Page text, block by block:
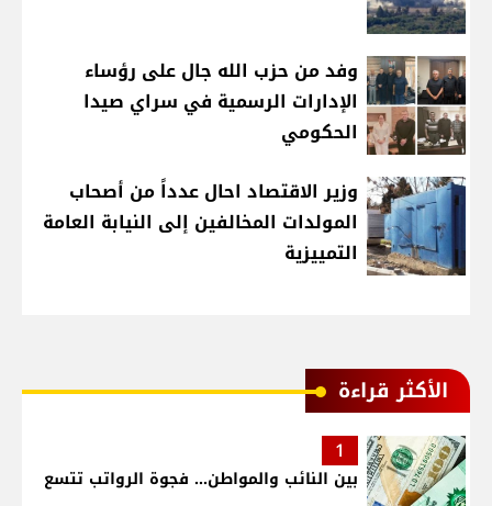
وفد من حزب الله جال على رؤساء
الإدارات الرسمية في سراي صيدا
الحكومي
وزير الاقتصاد احال عدداً من أصحاب
المولدات المخالفين إلى النيابة العامة
التمييزية
الأكثر قراءة
1
بين النائب والمواطن... فجوة الرواتب تتسع